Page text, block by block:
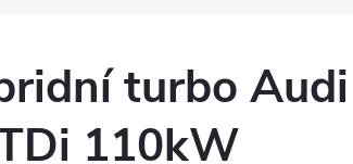
turbo
110kW